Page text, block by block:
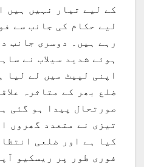
کے لیے تیار نہیں ہیں
لیے حکام کی جانب سے
رہے ہیں۔ دوسری جانب
ہوئے شدید سیلاب نے
اپنی لپیٹ میں لے لیا
ضلع بھر کے متاثرہ
صورتحال پیدا ہو گئی
تیزی نے متعدد گھروں
کیا ہے اور ضلعی
فوری طور پر ریسکیو